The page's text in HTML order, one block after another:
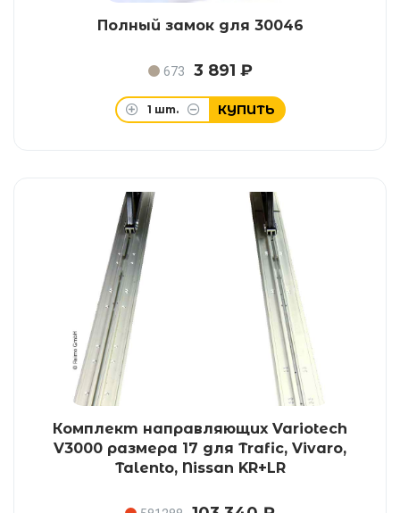
Полный замок для 30046
673 3 891 ₽
1 шт. КУПИТЬ
Комплект направляющих Variotech
V3000 размера 17 для Trafic, Vivaro,
Talento, Nissan KR+LR